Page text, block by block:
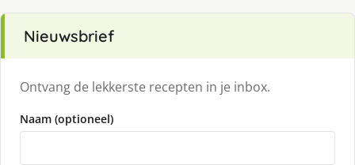
Nieuwsbrief
Ontvang de lekkerste recepten in je inbox.
Naam (optioneel)